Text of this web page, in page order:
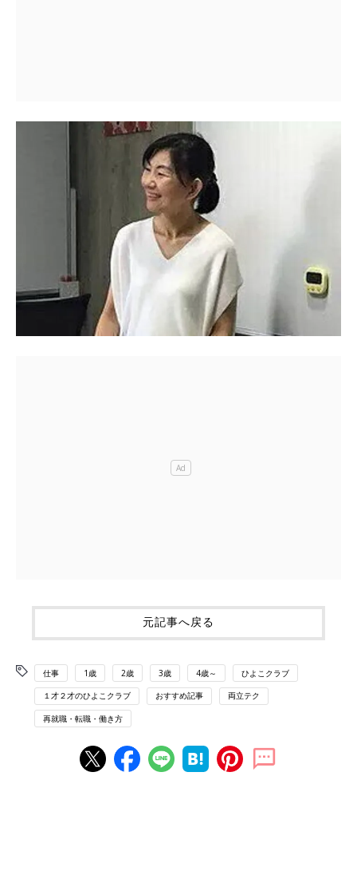
元記事へ戻る
仕事 1歳 2歳 3歳 4歳～ ひよこクラブ
１才２才のひよこクラブ おすすめ記事 両立テク
再就職・転職・働き方